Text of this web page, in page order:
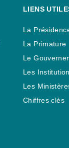
LIENS
La
La Primature
Le
Les
Les
Chiffres clés